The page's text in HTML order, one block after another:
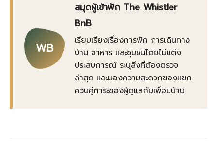
WB
สมุดผู้เข้าพัก The Whistler
BnB
เรียบเรียงเรื่องการพัก การเดินทาง
บ้าน อาหาร และชุมชนโดยไม่แต่ง
ประสบการณ์ ระบุสิ่งที่ต้องตรวจ
ล่าสุด และมองความสะดวกของแขก
ควบคู่ภาระของผู้ดูแลกับเพื่อนบ้าน